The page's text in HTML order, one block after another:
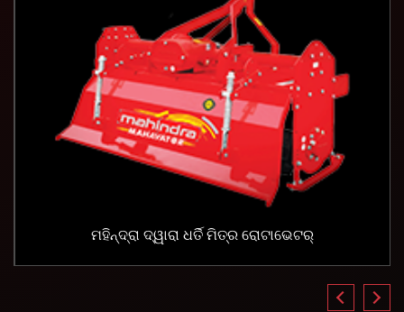
ମହିନ୍ଦ୍ରା ଦ୍ୱାରା ଧର୍ତି ମିତ୍ର ରୋଟାଭେଟର୍